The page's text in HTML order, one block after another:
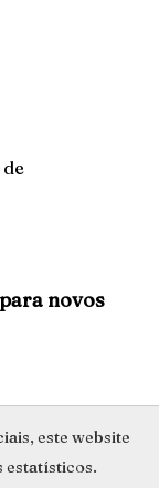
novos
este website
estatísticos.